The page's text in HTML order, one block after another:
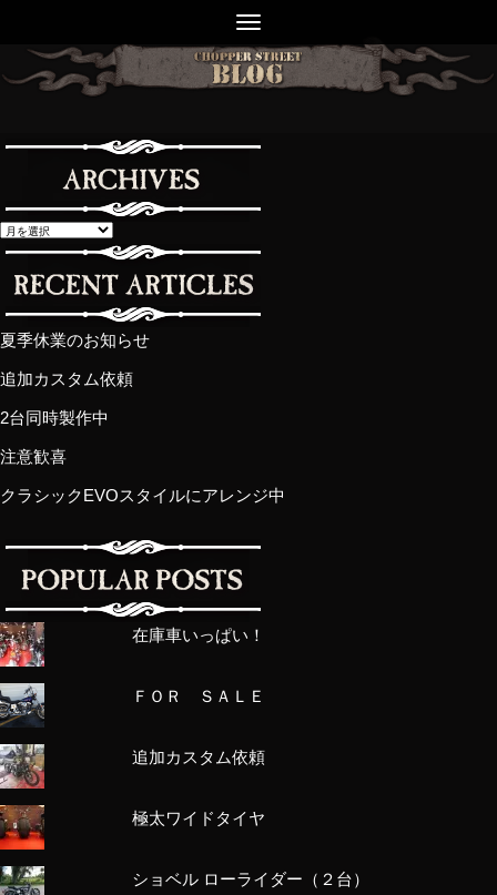
夏季休業のお知らせ
追加カスタム依頼
2台同時製作中
注意歓喜
クラシックEVOスタイルにアレンジ中
在庫車いっぱい！
ＦＯＲ ＳＡＬＥ
追加カスタム依頼
極太ワイドタイヤ
ショベル ローライダー（２台）